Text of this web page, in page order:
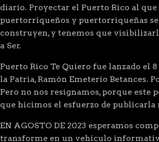
diario. Proyectar el Puerto Rico al
puertorriqueños y puertorriqueñas
construyen, y tenemos que
a Ser.
Puerto Rico Te Quiero fue lanzado el
la Patria, Ramón Emeterio Betances.
Pero no nos resignamos, porque
que hicimos el esfuerzo de publicarla
EN AGOSTO DE 2023 esperamos
transforme en un vehículo